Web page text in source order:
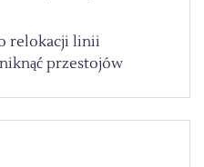
relokacji linii
przestojów